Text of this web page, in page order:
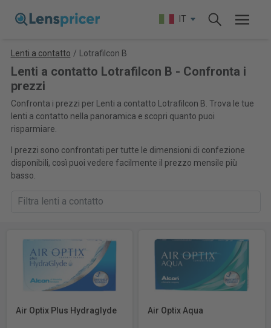
IT
Lenti a contatto / Lotrafilcon B
Lenti a contatto Lotrafilcon B - Confronta i
prezzi
Confronta i prezzi per Lenti a contatto Lotrafilcon B. Trova le tue
lenti a contatto nella panoramica e scopri quanto puoi
risparmiare.
I prezzi sono confrontati per tutte le dimensioni di confezione
disponibili, così puoi vedere facilmente il prezzo mensile più
basso.
Air Optix Plus Hydraglyde Air Optix Aqua